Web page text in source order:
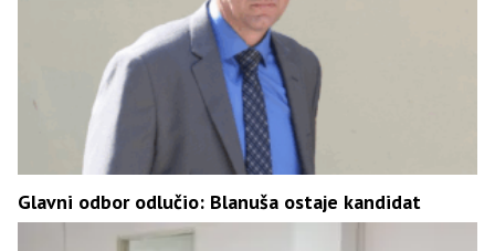
Glavni odbor odlučio: Blanuša ostaje kandidat